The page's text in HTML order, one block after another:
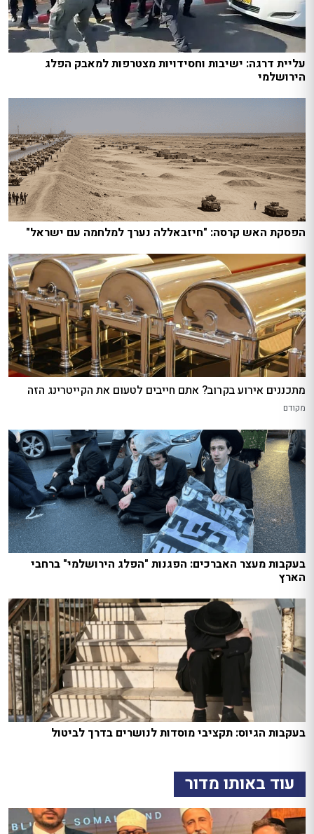
עליית דרגה: ישיבות וחסידויות מצטרפות למאבק הפלג
הירושלמי
הפסקת האש קרסה: "חיזבאללה נערך למלחמה עם ישראל"
מתכננים אירוע בקרוב? אתם חייבים לטעום את הקייטרינג הזה
מקודם
בעקבות מעצר האברכים: הפגנות "הפלג הירושלמי" ברחבי
הארץ
בעקבות הגיוס: תקציבי מוסדות לנושרים בדרך לביטול
עוד באותו מדור